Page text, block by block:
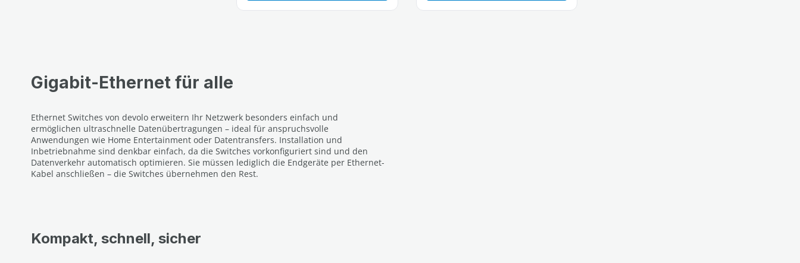
Gigabit-Ethernet für alle
Ethernet Switches von devolo erweitern Ihr Netzwerk besonders einfach und
ermöglichen ultraschnelle Datenübertragungen – ideal für anspruchsvolle
Anwendungen wie Home Entertainment oder Datentransfers. Installation und
Inbetriebnahme sind denkbar einfach, da die Switches vorkonfiguriert sind und den
Datenverkehr automatisch optimieren. Sie müssen lediglich die Endgeräte per Ethernet-
Kabel anschließen – die Switches übernehmen den Rest.
Kompakt, schnell, sicher